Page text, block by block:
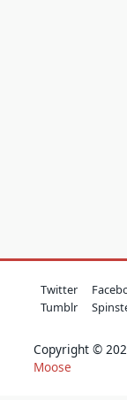
Twitter
Tumblr
Copyright ©
Moose